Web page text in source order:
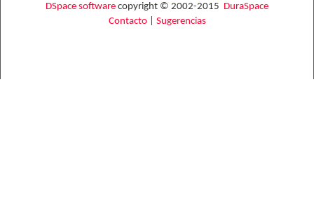
DSpace software copyright © 2002-2015 DuraSpace
Contacto| Sugerencias